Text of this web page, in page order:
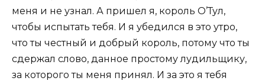
меня и не узнал. А пришел я, король О’Тул,
чтобы испытать тебя. И я убедился в это утро,
что ты честный и добрый король, потому что ты
сдержал слово, данное простому лудильщику,
за которого ты меня принял. И за это я тебя